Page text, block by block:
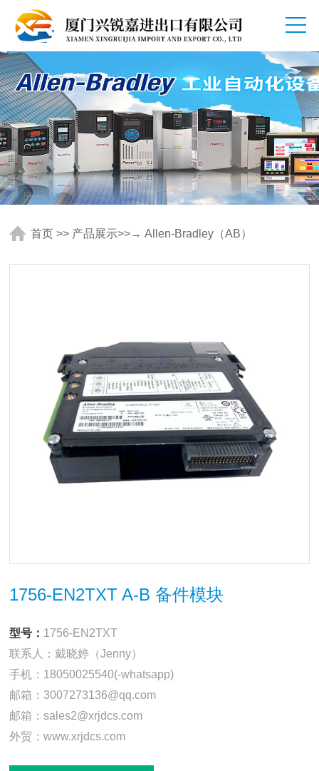
首页 >> 产品展示>>→ Allen-Bradley（AB）
1756-EN2TXT A-B 备件模块
型号： 1756-EN2TXT
联系人：戴晓婷（Jenny）
手机：18050025540(-whatsapp)
邮箱：3007273136@qq.com
邮箱：sales2@xrjdcs.com
外贸：www.xrjdcs.com